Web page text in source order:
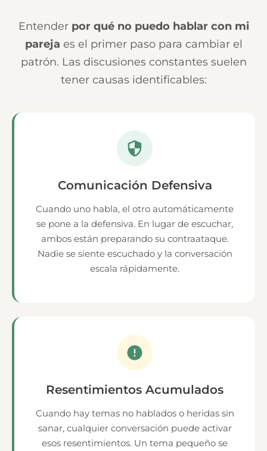
Entender por qué no puedo hablar con mi
pareja es el primer paso para cambiar el
patrón. Las discusiones constantes suelen
tener causas identificables:
Comunicación Defensiva
Cuando uno habla, el otro automáticamente
se pone a la defensiva. En lugar de escuchar,
ambos están preparando su contraataque.
Nadie se siente escuchado y la conversación
escala rápidamente.
Resentimientos Acumulados
Cuando hay temas no hablados o heridas sin
sanar, cualquier conversación puede activar
esos resentimientos. Un tema pequeño se